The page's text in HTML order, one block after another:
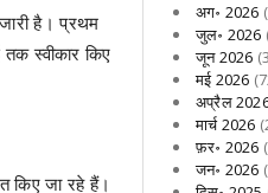
है। प्रथम
स्वीकार किए
किए जा रहे हैं।
अग॰ 2026
जुल॰ 2026
जून 2026
मई 2026
अप्रैल
मार्च 2026
फ़र॰ 2026
जन॰ 2026